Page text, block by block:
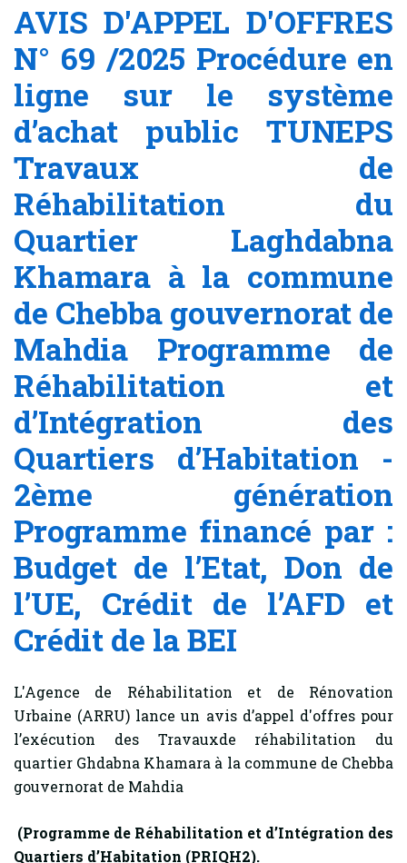
AVIS D'APPEL D'OFFRES
N° 69 /2025 Procédure en
ligne sur le système
d’achat public TUNEPS
Travaux de
Réhabilitation du
Quartier Laghdabna
Khamara à la commune
de Chebba gouvernorat de
Mahdia Programme de
Réhabilitation et
d’Intégration des
Quartiers d’Habitation -
2ème génération
Programme financé par :
Budget de l’Etat, Don de
l’UE, Crédit de l’AFD et
Crédit de la BEI
L'Agence de Réhabilitation et de Rénovation
Urbaine (ARRU) lance un avis d’appel d'offres pour
l’exécution des Travauxde réhabilitation du
quartier Ghdabna Khamara à la commune de Chebba
gouvernorat de Mahdia
(Programme de Réhabilitation et d’Intégration des
Quartiers d’Habitation (PRIQH2).